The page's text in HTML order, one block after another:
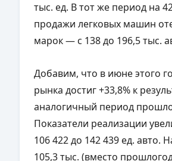
тыс. ед. В тот же период на
продажи легковых машин
марок — с 138 до 196,5 тыс.
Добавим, что в июне этого
рынка достиг +33,8% к
аналогичный период
Показатели реализации
106 422 до 142 439 ед. авто.
105,3 тыс. (вместо